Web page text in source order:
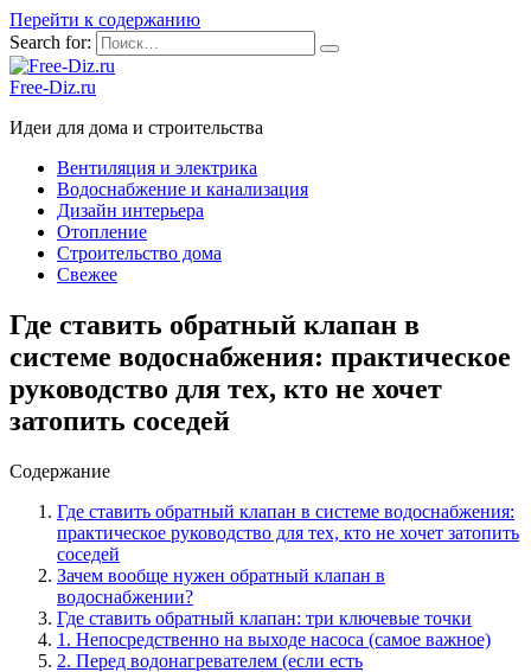
Перейти к содержанию
Search for:
Free-Diz.ru
Идеи для дома и строительства
Вентиляция и электрика
Водоснабжение и канализация
Дизайн интерьера
Отопление
Строительство дома
Свежее
Где ставить обратный клапан в
системе водоснабжения: практическое
руководство для тех, кто не хочет
затопить соседей
Содержание
Где ставить обратный клапан в системе водоснабжения:
практическое руководство для тех, кто не хочет затопить
соседей
Зачем вообще нужен обратный клапан в
водоснабжении?
Где ставить обратный клапан: три ключевые точки
1. Непосредственно на выходе насоса (самое важное)
2. Перед водонагревателем (если есть